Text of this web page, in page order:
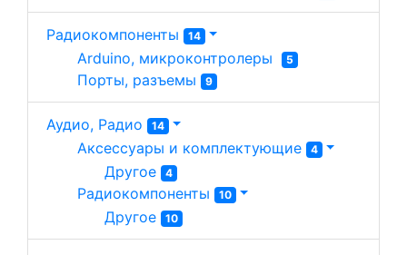
Радиокомпоненты 14
Arduino, микроконтролеры 5
Порты, разъемы 9
Аудио, Радио 14
Аксессуары и комплектующие 4
Другое 4
Радиокомпоненты 10
Другое 10